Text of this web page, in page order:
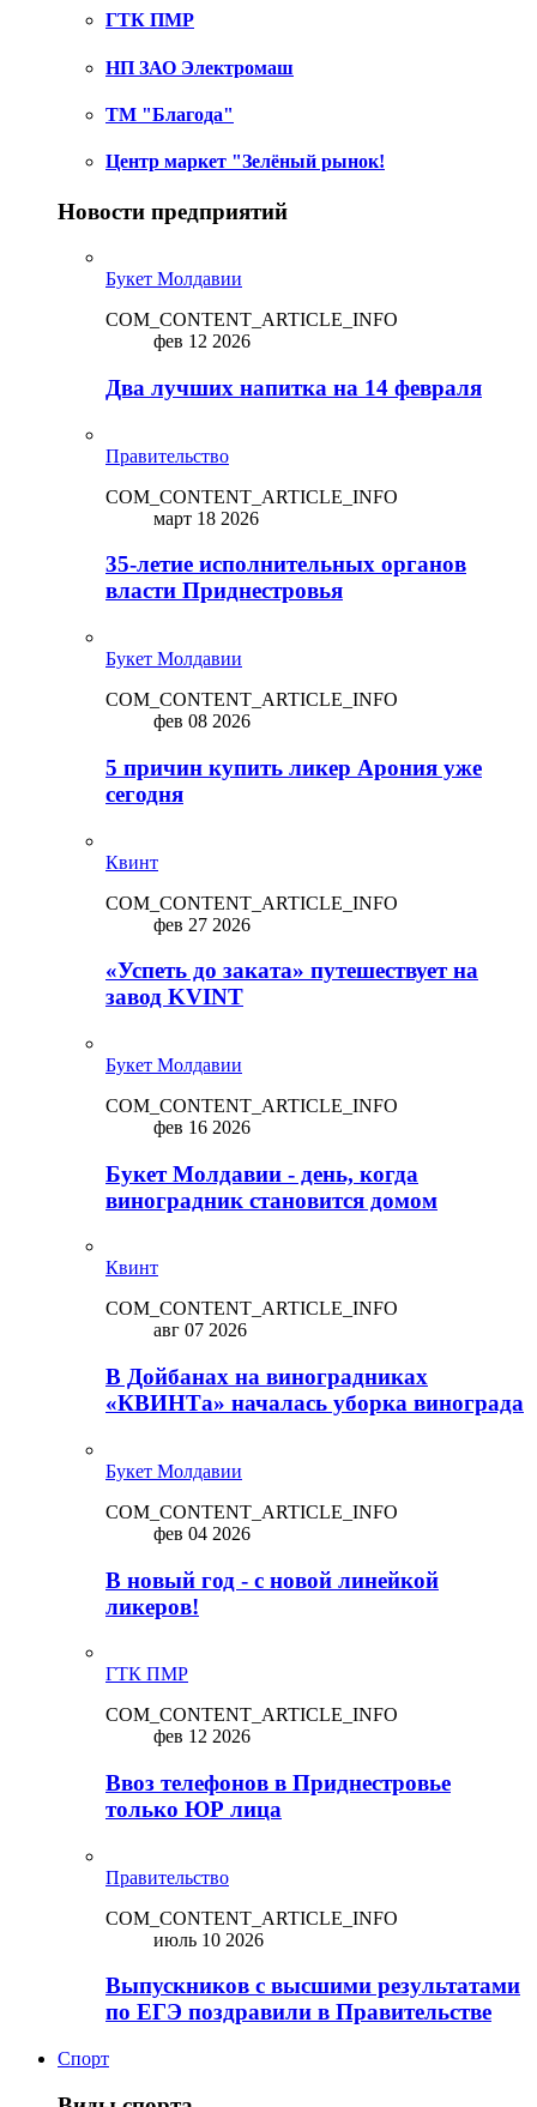
ГТК ПМР
НП ЗАО Электромаш
ТМ "Благода"
Центр маркет "Зелёный рынок!
Новости предприятий
Букет Молдавии
COM_CONTENT_ARTICLE_INFO
фев 12 2026
Два лучших напитка на 14 февраля
Правительство
COM_CONTENT_ARTICLE_INFO
март 18 2026
35-летие исполнительных органов
власти Приднестровья
Букет Молдавии
COM_CONTENT_ARTICLE_INFO
фев 08 2026
5 причин купить ликep Арония уже
сегодня
Квинт
COM_CONTENT_ARTICLE_INFO
фев 27 2026
«Успеть до заката» путешествует на
завод KVINT
Букет Молдавии
COM_CONTENT_ARTICLE_INFO
фев 16 2026
Букет Молдавии - день, когда
виноградник становится домом
Квинт
COM_CONTENT_ARTICLE_INFO
авг 07 2026
В Дойбанах на виноградниках
«КВИНТа» началась уборка винограда
Букет Молдавии
COM_CONTENT_ARTICLE_INFO
фев 04 2026
В новый год - с новой линейкой
ликepoв!
ГТК ПМР
COM_CONTENT_ARTICLE_INFO
фев 12 2026
Ввоз телефонов в Приднестровье
только ЮР лица
Правительство
COM_CONTENT_ARTICLE_INFO
июль 10 2026
Выпускников с высшими результатами
по ЕГЭ поздравили в Правительстве
Спорт